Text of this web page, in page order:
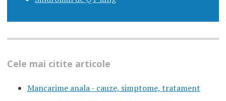
Cele mai citite articole
Mancarime anala - cauze, simptome, tratament